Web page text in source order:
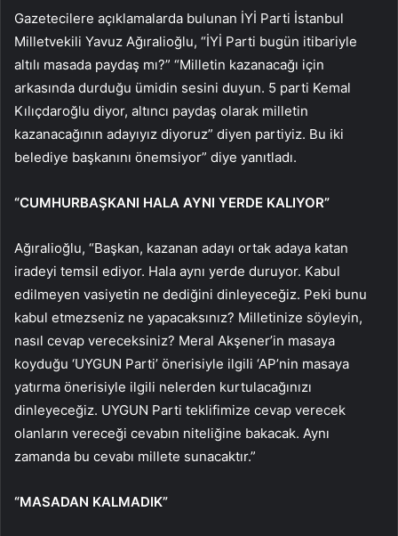
Gazetecilere açıklamalarda bulunan İYİ Parti İstanbul
Milletvekili Yavuz Ağıralioğlu, “İYİ Parti bugün itibariyle
altılı masada paydaş mı?” “Milletin kazanacağı için
arkasında durduğu ümidin sesini duyun. 5 parti Kemal
Kılıçdaroğlu diyor, altıncı paydaş olarak milletin
kazanacağının adayıyız diyoruz” diyen partiyiz. Bu iki
belediye başkanını önemsiyor” diye yanıtladı.
“CUMHURBAŞKANI HALA AYNI YERDE KALIYOR”
Ağıralioğlu, “Başkan, kazanan adayı ortak adaya katan
iradeyi temsil ediyor. Hala aynı yerde duruyor. Kabul
edilmeyen vasiyetin ne dediğini dinleyeceğiz. Peki bunu
kabul etmezseniz ne yapacaksınız? Milletinize söyleyin,
nasıl cevap vereceksiniz? Meral Akşener’in masaya
koyduğu ‘UYGUN Parti’ önerisiyle ilgili ‘AP’nin masaya
yatırma önerisiyle ilgili nelerden kurtulacağınızı
dinleyeceğiz. UYGUN Parti teklifimize cevap verecek
olanların vereceği cevabın niteliğine bakacak. Aynı
zamanda bu cevabı millete sunacaktır.”
“MASADAN KALMADIK”